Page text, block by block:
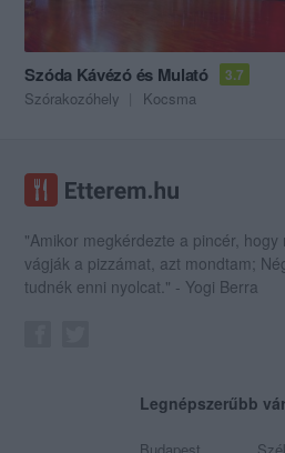
Szóda Kávézó és Mulató 3.7
Szórakozóhely Kocsma
"Amikor megkérdezte a pincér,
vágják a pizzámat, azt mondtam;
tudnék enni nyolcat." - Yogi Berra
Legnépszerűbb